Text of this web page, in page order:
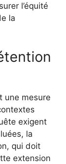
l’équité
la
une mesure
exigent
la
qui doit
extension